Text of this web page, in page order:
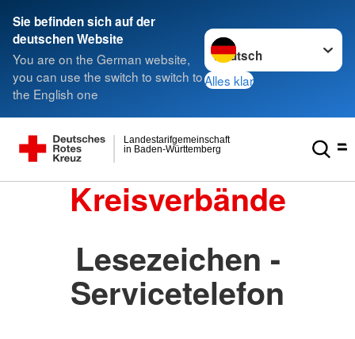
Sie befinden sich auf der
deutschen Website
You are on the German website,
you can use the switch to switch to
the English one
Sprache wechseln zu
Alles klar
in Baden-Württemberg
Landestarifgemeinschaft
Kreisverbände
Lesezeichen -
Servicetelefon